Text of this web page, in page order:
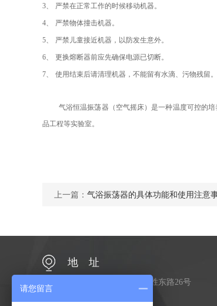
3、 严禁在正常工作的时候移动机器。
4、 严禁物体撞击机器。
5、 严禁儿童接近机器，以防发生意外。
6、 更换熔断器前应先确保电源已切断。
7、 使用结束后请清理机器，不能留有水滴、污物残留。
气浴恒温振荡器（空气摇床）是一种温度可控的
品工程等实验室。
上一篇： 气浴振荡器的具体功能和使用注意
地 址
江苏省常州市金坛区金胜东路26号
请您留言